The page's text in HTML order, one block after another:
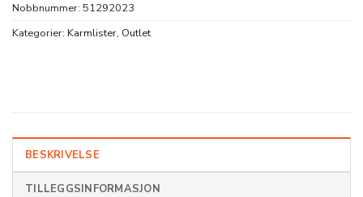
Nobbnummer: 51292023
Kategorier: Karmlister, Outlet
BESKRIVELSE
TILLEGGSINFORMASJON